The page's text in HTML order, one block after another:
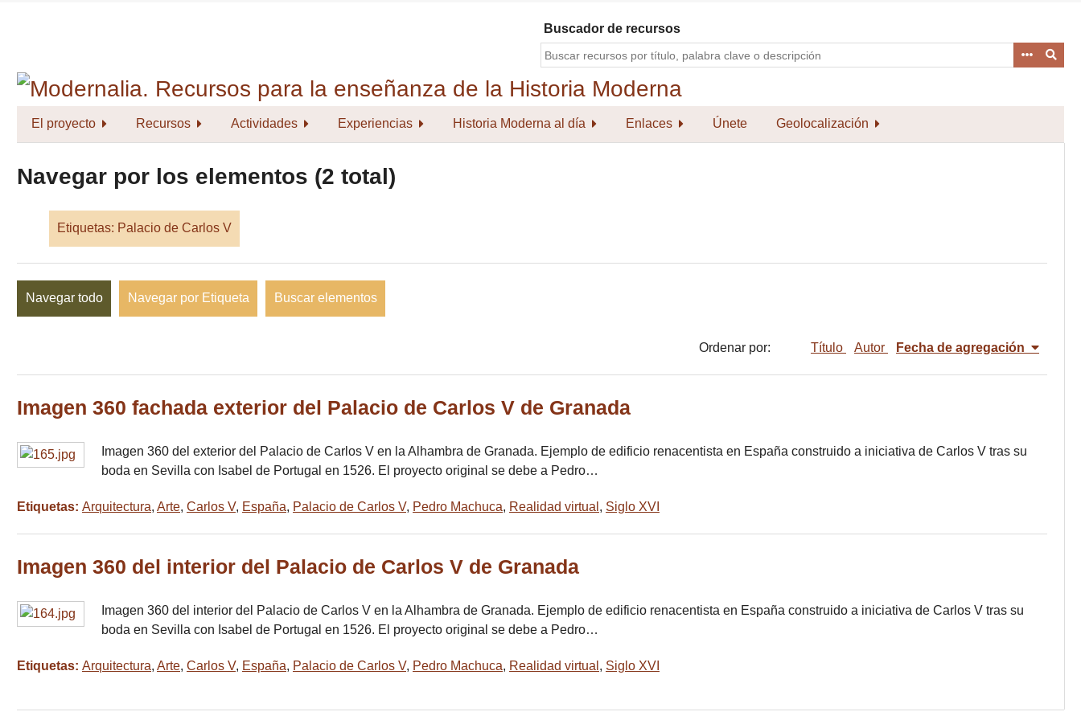
Buscador de recursos
El proyecto Recursos Actividades Experiencias Historia Moderna al día Enlaces Únete Geolocalización
Navegar por los elementos (2 total)
Etiquetas: Palacio de Carlos V
Navegar todo Navegar por Etiqueta Buscar elementos
Ordenar por: Título Autor Fecha de agregación
Imagen 360 fachada exterior del Palacio de Carlos V de Granada
Imagen 360 del exterior del Palacio de Carlos V en la Alhambra de Granada. Ejemplo de edificio renacentista en España construido a iniciativa de Carlos V tras su
boda en Sevilla con Isabel de Portugal en 1526. El proyecto original se debe a Pedro…
Etiquetas: Arquitectura, Arte, Carlos V, España, Palacio de Carlos V, Pedro Machuca, Realidad virtual , Siglo XVI
Imagen 360 del interior del Palacio de Carlos V de Granada
Imagen 360 del interior del Palacio de Carlos V en la Alhambra de Granada. Ejemplo de edificio renacentista en España construido a iniciativa de Carlos V tras su
boda en Sevilla con Isabel de Portugal en 1526. El proyecto original se debe a Pedro…
Etiquetas: Arquitectura, Arte, Carlos V, España, Palacio de Carlos V, Pedro Machuca, Realidad virtual , Siglo XVI